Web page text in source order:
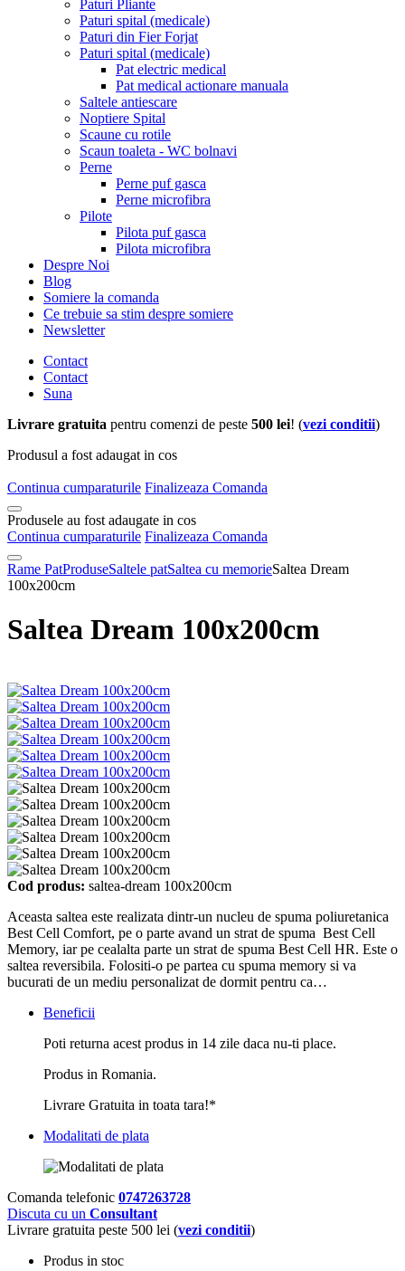
Paturi Pliante
Paturi spital (medicale)
Paturi din Fier Forjat
Paturi spital (medicale)
Pat electric medical
Pat medical actionare manuala
Saltele antiescare
Noptiere Spital
Scaune cu rotile
Scaun toaleta - WC bolnavi
Perne
Perne puf gasca
Perne microfibra
Pilote
Pilota puf gasca
Pilota microfibra
Despre Noi
Blog
Somiere la comanda
Ce trebuie sa stim despre somiere
Newsletter
Contact
Contact
Suna
Livrare gratuita pentru comenzi de peste 500 lei! (vezi conditii)
Produsul a fost adaugat in cos
Continua cumparaturile Finalizeaza Comanda
Produsele au fost adaugate in cos
Continua cumparaturile Finalizeaza Comanda
Rame PatProduseSaltele patSaltea cu memorieSaltea Dream
100x200cm
Saltea Dream 100x200cm
Cod produs: saltea-dream 100x200cm
Aceasta saltea este realizata dintr-un nucleu de spuma poliuretanica
Best Cell Comfort, pe o parte avand un strat de spuma Best Cell
Memory, iar pe cealalta parte un strat de spuma Best Cell HR. Este o
saltea reversibila. Folositi-o pe partea cu spuma memory si va
bucurati de un mediu personalizat de dormit pentru ca…
Beneficii
Poti returna acest produs in 14 zile daca nu-ti place.
Produs in Romania.
Livrare Gratuita in toata tara!*
Modalitati de plata
Comanda telefonic 0747263728
Discuta cu un Consultant
Livrare gratuita peste 500 lei (vezi conditii)
Produs in stoc